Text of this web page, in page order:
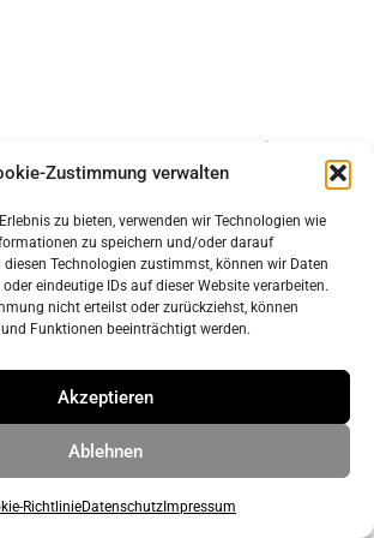
Zustimmung verwalten
zu bieten, verwenden wir Technologien wie
zu speichern und/oder darauf
Technologien zustimmst, können wir Daten
eindeutige IDs auf dieser Website verarbeiten.
nicht erteilst oder zurückziehst, können
Funktionen beeinträchtigt werden.
Akzeptieren
Ablehnen
RichtlinieDatenschutz Impressum
Impressum
Datenschutz
grabenhorst architekten stadtplaner Part
• Erstellt mitGeneratePress